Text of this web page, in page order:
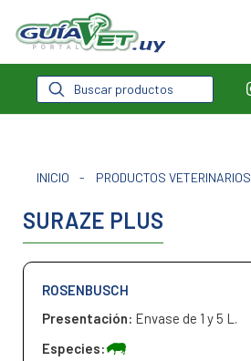
Búsqueda
de
productos
INICIO - PRODUCTOS VETERINARIOS
SURAZE PLUS
ROSENBUSCH
Presentación: Envase de 1 y 5 L.
Especies: